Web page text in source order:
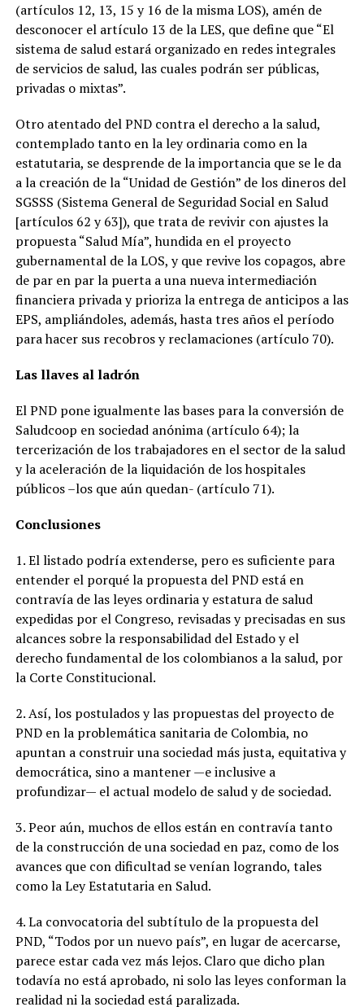
(artículos 12, 13, 15 y 16 de la misma LOS), amén de
desconocer el artículo 13 de la LES, que define que “El
sistema de salud estará organizado en redes integrales
de servicios de salud, las cuales podrán ser públicas,
privadas o mixtas”.
Otro atentado del PND contra el derecho a la salud,
contemplado tanto en la ley ordinaria como en la
estatutaria, se desprende de la importancia que se le da
a la creación de la “Unidad de Gestión” de los dineros del
SGSSS (Sistema General de Seguridad Social en Salud
[artículos 62 y 63]), que trata de revivir con ajustes la
propuesta “Salud Mía”, hundida en el proyecto
gubernamental de la LOS, y que revive los copagos, abre
de par en par la puerta a una nueva intermediación
financiera privada y prioriza la entrega de anticipos a las
EPS, ampliándoles, además, hasta tres años el período
para hacer sus recobros y reclamaciones (artículo 70).
Las llaves al ladrón
El PND pone igualmente las bases para la conversión de
Saludcoop en sociedad anónima (artículo 64); la
tercerización de los trabajadores en el sector de la salud
y la aceleración de la liquidación de los hospitales
públicos –los que aún quedan- (artículo 71).
Conclusiones
1. El listado podría extenderse, pero es suficiente para
entender el porqué la propuesta del PND está en
contravía de las leyes ordinaria y estatura de salud
expedidas por el Congreso, revisadas y precisadas en sus
alcances sobre la responsabilidad del Estado y el
derecho fundamental de los colombianos a la salud, por
la Corte Constitucional.
2. Así, los postulados y las propuestas del proyecto de
PND en la problemática sanitaria de Colombia, no
apuntan a construir una sociedad más justa, equitativa y
democrática, sino a mantener —e inclusive a
profundizar— el actual modelo de salud y de sociedad.
3. Peor aún, muchos de ellos están en contravía tanto
de la construcción de una sociedad en paz, como de los
avances que con dificultad se venían logrando, tales
como la Ley Estatutaria en Salud.
4. La convocatoria del subtítulo de la propuesta del
PND, “Todos por un nuevo país”, en lugar de acercarse,
parece estar cada vez más lejos. Claro que dicho plan
todavía no está aprobado, ni solo las leyes conforman la
realidad ni la sociedad está paralizada.